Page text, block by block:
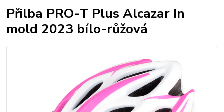
Přilba PRO-T Plus Alcazar In
mold 2023 bílo-růžová